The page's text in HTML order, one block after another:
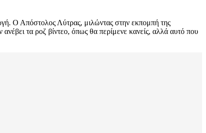
Ο Απόστολος Λύτρας, μιλώντας στην εκπομπή της
τα ροζ βίντεο, όπως θα περίμενε κανείς, αλλά αυτό που